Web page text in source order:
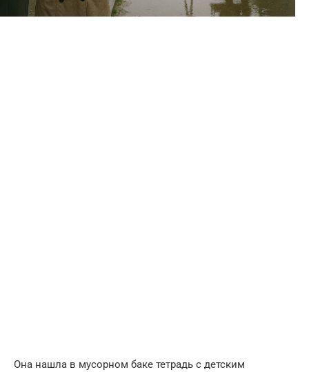
Она нашла в мусорном баке тетрадь с детским